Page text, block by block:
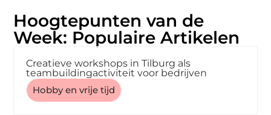
Hoogtepunten van de
Week: Populaire Artikelen
Creatieve workshops in Tilburg als
teambuildingactiviteit voor bedrijven
Hobby en vrije tijd